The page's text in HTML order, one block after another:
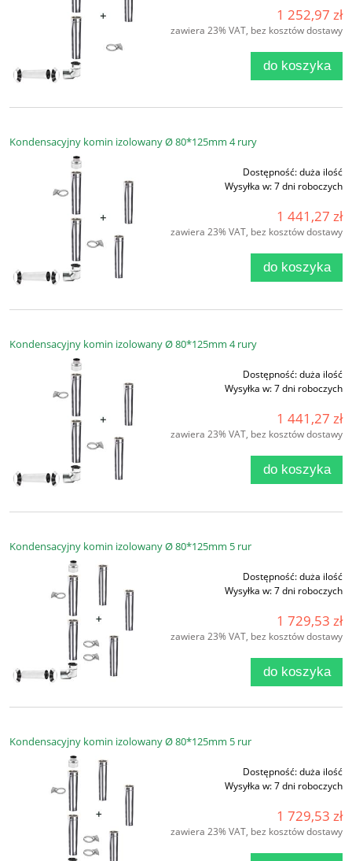
1 252,97 zł
zawiera 23% VAT, bez kosztów dostawy
do koszyka
Kondensacyjny komin izolowany Ø 80*125mm 4 rury
Dostępność:duża ilość
Wysyłka w:7 dni roboczych
1 441,27 zł
zawiera 23% VAT, bez kosztów dostawy
do koszyka
Kondensacyjny komin izolowany Ø 80*125mm 4 rury
Dostępność:duża ilość
Wysyłka w:7 dni roboczych
1 441,27 zł
zawiera 23% VAT, bez kosztów dostawy
do koszyka
Kondensacyjny komin izolowany Ø 80*125mm 5 rur
Dostępność:duża ilość
Wysyłka w:7 dni roboczych
1 729,53 zł
zawiera 23% VAT, bez kosztów dostawy
do koszyka
Kondensacyjny komin izolowany Ø 80*125mm 5 rur
Dostępność:duża ilość
Wysyłka w:7 dni roboczych
1 729,53 zł
zawiera 23% VAT, bez kosztów dostawy